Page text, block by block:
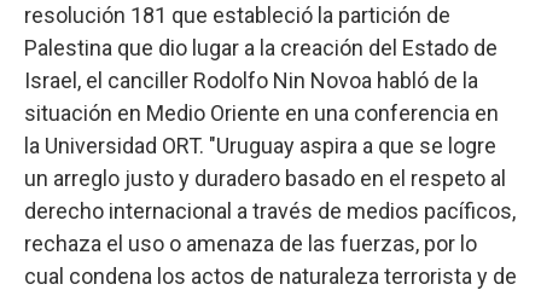
resolución 181 que estableció la partición de
Palestina que dio lugar a la creación del Estado de
Israel, el canciller Rodolfo Nin Novoa habló de la
situación en Medio Oriente en una conferencia en
la Universidad ORT. "Uruguay aspira a que se logre
un arreglo justo y duradero basado en el respeto al
derecho internacional a través de medios pacíficos,
rechaza el uso o amenaza de las fuerzas, por lo
cual condena los actos de naturaleza terrorista y de